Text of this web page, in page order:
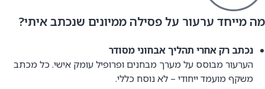
מה מייחד ערעור על פסילה ממיונים שנכתב איתי?
נכתב רק אחרי תהליך אבחוני מסודר
הערעור מבוסס על מערך מבחנים ופרופיל עומק אישי. כל מכתב
משקף מועמד ייחודי – לא נוסח כללי.